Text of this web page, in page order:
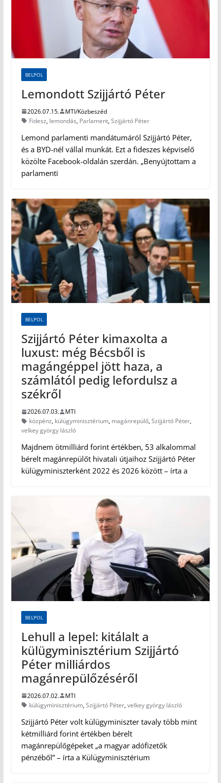
BELPOL
Lemondott Szijjártó Péter
2026.07.15.
MTI/Közbeszéd
Fidesz, lemondás, Parlament,Szijjártó Péter
Lemond parlamenti mandátumáról Szijjártó Péter,
és a BYD-nél vállal munkát. Ezt a fideszes képviselő
közölte Facebook-oldalán szerdán. „Benyújtottam a
parlamenti
BELPOL
Szijjártó Péter kimaxolta a
luxust: még Bécsből is
magángéppel jött haza, a
számlától pedig lefordulsz a
székről
2026.07.03.
MTI
közpénz, külügyminisztérium, magánrepülő,Szijjártó Péter,
velkey györgy lászló
Majdnem ötmilliárd forint értékben, 53 alkalommal
bérelt magánrepülőt hivatali útjaihoz Szijjártó Péter
külügyminiszterként 2022 és 2026 között – írta a
BELPOL
Lehull a lepel: kitálalt a
külügyminisztérium Szijjártó
Péter milliárdos
magánrepülőzéséről
2026.07.02.
MTI
külügyminisztérium,Szijjártó Péter,velkey györgy lászló
Szijjártó Péter volt külügyminiszter tavaly több mint
kétmilliárd forint értékben bérelt
magánrepülőgépeket „a magyar adófizetők
pénzéből” – írta a Külügyminisztérium